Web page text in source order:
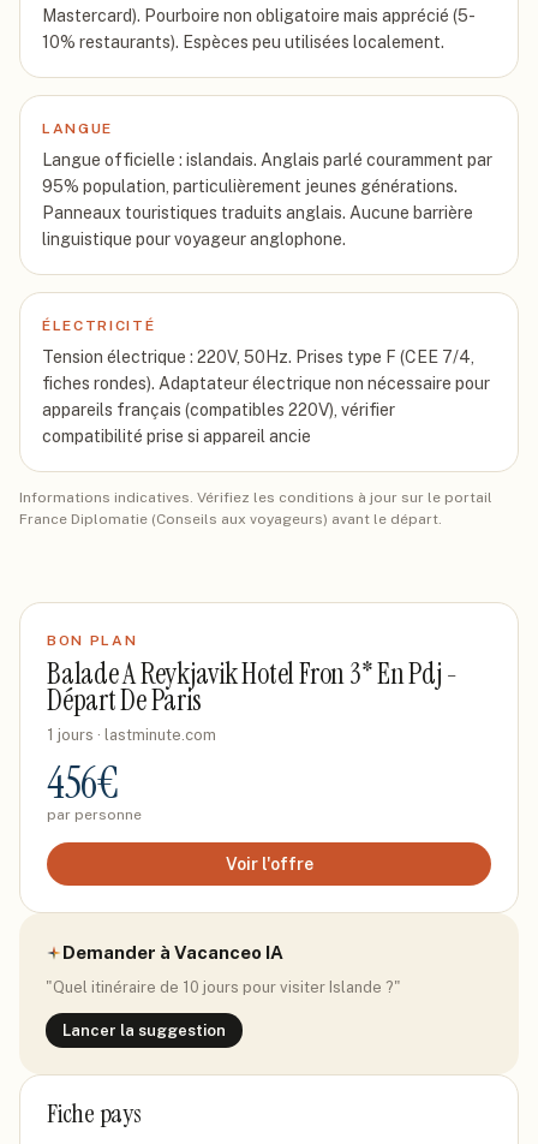
Mastercard). Pourboire non obligatoire mais apprécié (5-
10% restaurants). Espèces peu utilisées localement.
LANGUE
Langue officielle : islandais. Anglais parlé couramment par
95% population, particulièrement jeunes générations.
Panneaux touristiques traduits anglais. Aucune barrière
linguistique pour voyageur anglophone.
ÉLECTRICITÉ
Tension électrique : 220V, 50Hz. Prises type F (CEE 7/4,
fiches rondes). Adaptateur électrique non nécessaire pour
appareils français (compatibles 220V), vérifier
compatibilité prise si appareil ancie
Informations indicatives. Vérifiez les conditions à jour sur le portail
France Diplomatie (Conseils aux voyageurs) avant le départ.
BON PLAN
Balade A Reykjavik Hotel Fron 3* En Pdj -
Départ De Paris
1 jours · lastminute.com
456€
par personne
Voir l'offre
Demander à Vacanceo IA
"Quel itinéraire de 10 jours pour visiter Islande ?"
Lancer la suggestion
Fiche pays